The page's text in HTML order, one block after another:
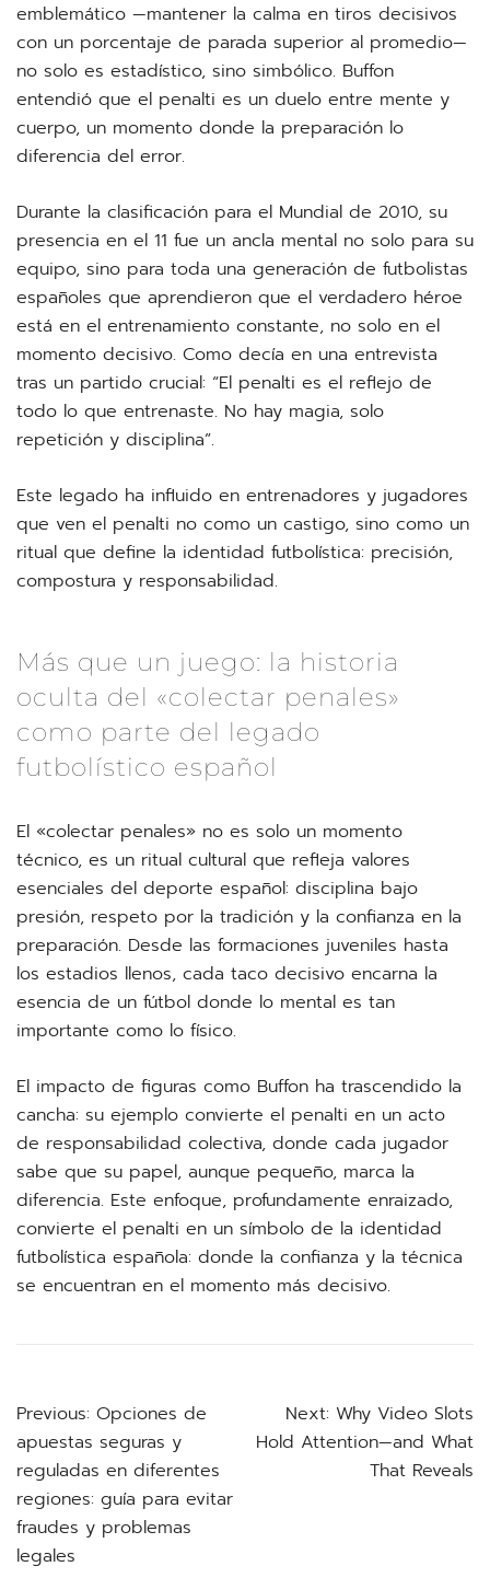
emblemático —mantener la calma en tiros decisivos
con un porcentaje de parada superior al promedio—
no solo es estadístico, sino simbólico. Buffon
entendió que el penalti es un duelo entre mente y
cuerpo, un momento donde la preparación lo
diferencia del error.
Durante la clasificación para el Mundial de 2010, su
presencia en el 11 fue un ancla mental no solo para su
equipo, sino para toda una generación de futbolistas
españoles que aprendieron que el verdadero héroe
está en el entrenamiento constante, no solo en el
momento decisivo. Como decía en una entrevista
tras un partido crucial: “El penalti es el reflejo de
todo lo que entrenaste. No hay magia, solo
repetición y disciplina”.
Este legado ha influido en entrenadores y jugadores
que ven el penalti no como un castigo, sino como un
ritual que define la identidad futbolística: precisión,
compostura y responsabilidad.
Más que un juego: la historia
oculta del «colectar penales»
como parte del legado
futbolístico español
El «colectar penales» no es solo un momento
técnico, es un ritual cultural que refleja valores
esenciales del deporte español: disciplina bajo
presión, respeto por la tradición y la confianza en la
preparación. Desde las formaciones juveniles hasta
los estadios llenos, cada taco decisivo encarna la
esencia de un fútbol donde lo mental es tan
importante como lo físico.
El impacto de figuras como Buffon ha trascendido la
cancha: su ejemplo convierte el penalti en un acto
de responsabilidad colectiva, donde cada jugador
sabe que su papel, aunque pequeño, marca la
diferencia. Este enfoque, profundamente enraizado,
convierte el penalti en un símbolo de la identidad
futbolística española: donde la confianza y la técnica
se encuentran en el momento más decisivo.
Post
navigation
Previous: Opciones de
apuestas seguras y
reguladas en diferentes
regiones: guía para evitar
fraudes y problemas
legales
Next: Why Video Slots
Hold Attention—and What
That Reveals